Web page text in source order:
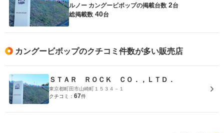
ルノー カングービボップの掲載台数 2台
総掲載数 40台
カングービボップのクチコミ件数が多い販売店
ＳＴＡＲ ＲＯＣＫ ＣＯ．，ＬＴＤ．
東京都町田市山崎町１５３４－１
クチコミ： 67件